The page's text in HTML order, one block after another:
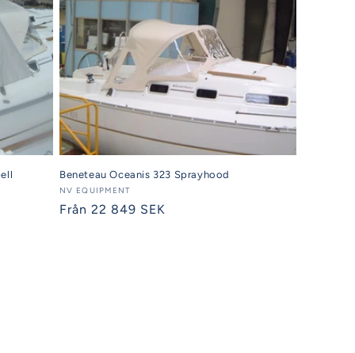
Beneteau Oceanis 323 Sprayhood
Säljare:
NV EQUIPMENT
Ordinarie
Från 22 849 SEK